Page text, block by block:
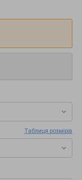
Таблиця розмірів